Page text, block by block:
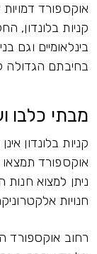
אוקספורד דמויות
קניות בלונדון,
בינלאומיים וגם
בחיבתם הגדולה
מבתי כלבו
קניות בלונדון
אוקספורד תמצאו
ניתן למצוא חנות
חנויות
רחוב אוקספורד